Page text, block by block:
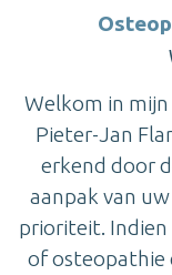
Welkom in
Pieter-Jan
erkend door
aanpak van
prioriteit.
of osteopathie